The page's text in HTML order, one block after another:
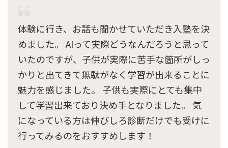
体験に行き、お話も聞かせていただき入塾を決
めました。 AIって実際どうなんだろうと思って
いたのですが、子供が実際に苦手な箇所がしっ
かりと出てきて無駄がなく学習が出来ることに
魅力を感じました。 子供も実際にとても集中
して学習出来ており決め手となりました。 気
になっている方は伸びしろ診断だけでも受けに
行ってみるのをおすすめします！